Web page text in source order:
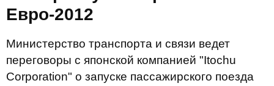
Евро-2012
Министерство транспорта и связи ведет
переговоры с японской компанией "Itochu
Corporation" о запуске пассажирского поезда